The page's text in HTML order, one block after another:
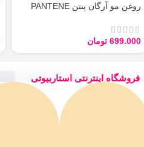
روغن مو آرگان پنتن PANTENE
699.000 تومان
فروشگاه اینترنتی استاربیوتی